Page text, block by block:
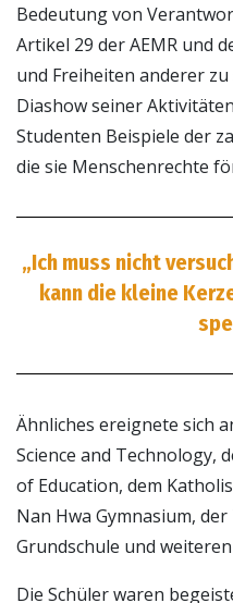
Bedeutung von
Artikel 29 der AEMR und
und Freiheiten anderer
Diashow seiner
Studenten Beispiele der
die sie Menschenrechte
„Ich muss nicht
kann die kleine
Ähnliches ereignete sich
Science and Technology,
of Education, dem
Nan Hwa Gymnasium,
Grundschule und
Die Schüler waren